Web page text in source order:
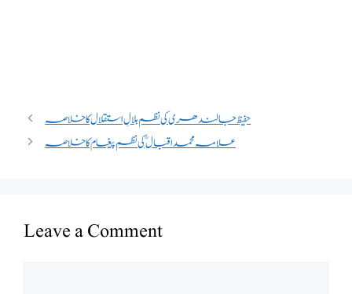
حفیظ جالندھری کی نظم ہلالِ استقلال کا خلاصہ
علامہ محمد اقبال ؒ کی نظم پیغام کا خلاصہ
Leave a Comment